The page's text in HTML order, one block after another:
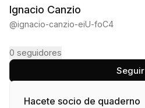
Ignacio Canzio
@ignacio-canzio-eiU-foC4
0 seguidores
Seguir
Hacete socio de quaderno